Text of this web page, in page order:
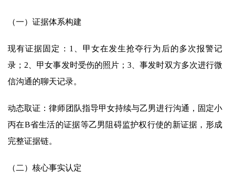
（一）证据体系构建
现有证据固定：1、甲女在发生抢夺行为后的多次报警记
录；2、甲女事发时受伤的照片；3、事发时双方多次进行微
信沟通的聊天记录。
动态取证：律师团队指导甲女持续与乙男进行沟通，固定小
丙在B省生活的证据等乙男阻碍监护权行使的新证据，形成
完整证据链。
（二）核心事实认定